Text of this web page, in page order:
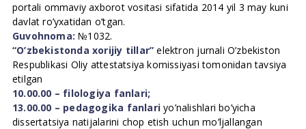
portali ommaviy axborot vositasi sifatida 2014 yil 3 may kuni
davlat ro’yxatidan o’tgan.
Guvohnoma: №1032.
“O’zbekistonda xorijiy tillar” elektron jurnali O’zbekiston
Respublikasi Oliy attestatsiya komissiyasi tomonidan tavsiya
etilgan
10.00.00 – filologiya fanlari;
13.00.00 – pedagogika fanlari yo’nalishlari bo’yicha
dissertatsiya natijalarini chop etish uchun mo’ljallangan